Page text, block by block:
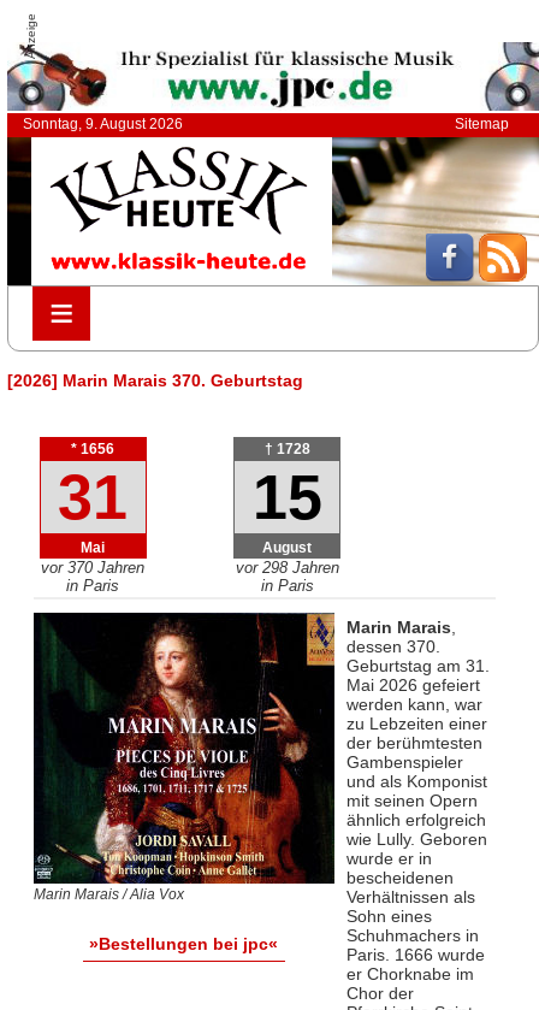
Anzeige
Sonntag, 9. August 2026 Sitemap
≡
≡
[2026] Marin Marais 370. Geburtstag
* 1656
31
Mai
vor 370 Jahren
in Paris
† 1728
15
August
vor 298 Jahren
in Paris
Marin Marais / Alia Vox
»Bestellungen bei jpc«
Marin Marais
dessen 370.
Geburtstag am 31.
Mai 2026 gefeiert
werden kann, war
zu Lebzeiten einer
der berühmtesten
Gambenspieler
und als Komponist
mit seinen Opern
ähnlich erfolgreich
wie Lully. Geboren
wurde er in
bescheidenen
Verhältnissen als
Sohn eines
Schuhmachers in
Paris. 1666 wurde
er Chorknabe im
Chor der